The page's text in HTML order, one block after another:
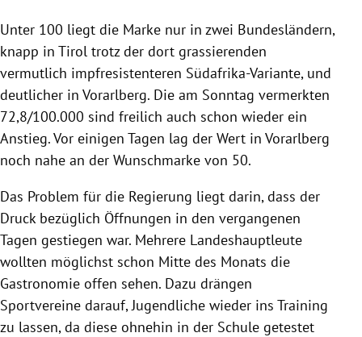
Unter 100 liegt die Marke nur in zwei Bundesländern,
knapp in Tirol trotz der dort grassierenden
vermutlich impfresistenteren Südafrika-Variante, und
deutlicher in Vorarlberg. Die am Sonntag vermerkten
72,8/100.000 sind freilich auch schon wieder ein
Anstieg. Vor einigen Tagen lag der Wert in Vorarlberg
noch nahe an der Wunschmarke von 50.
Das Problem für die Regierung liegt darin, dass der
Druck bezüglich Öffnungen in den vergangenen
Tagen gestiegen war. Mehrere Landeshauptleute
wollten möglichst schon Mitte des Monats die
Gastronomie offen sehen. Dazu drängen
Sportvereine darauf, Jugendliche wieder ins Training
zu lassen, da diese ohnehin in der Schule getestet